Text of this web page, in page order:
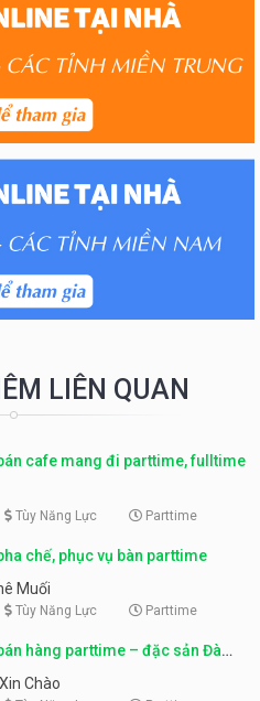
LIÊN QUAN
cafe mang đi parttime, fulltime
Tùy Năng Lực Parttime
chế, phục vụ bàn parttime
Muối
Tùy Năng Lực Parttime
hàng parttime – đặc sản Đà
Chào